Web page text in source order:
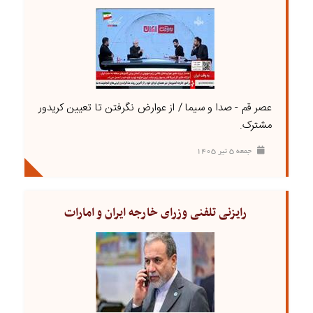
عصر قم - صدا و سیما / از عوارض نگرفتن تا تعیین کریدور‌
مشترک.
جمعه ۵ تير ۱۴۰۵
رایزنی تلفنی وزرای خارجه ایران و امارات